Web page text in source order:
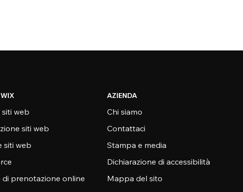
web
siti web
siti web
di prenotazione online
AZIENDA
Chi siamo
Contattaci
Stampa e media
Dichiarazione di accessibilità
Mappa del sito